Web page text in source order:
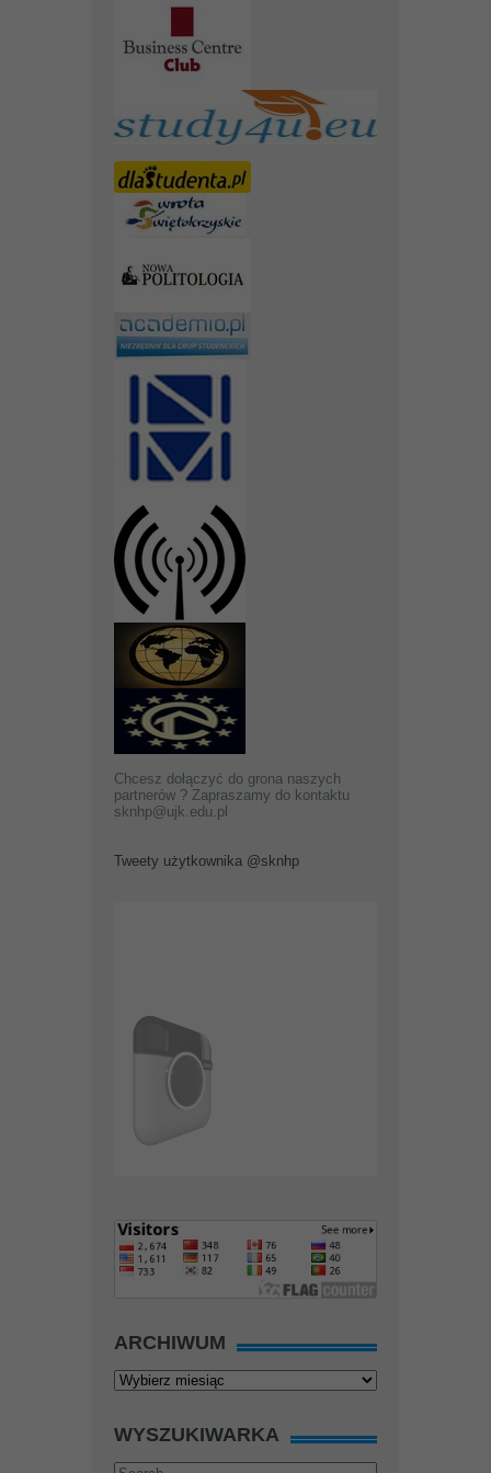
Chcesz dołączyć do grona naszych
partnerów ? Zapraszamy do kontaktu
sknhp@ujk.edu.pl
Tweety użytkownika @sknhp
ARCHIWUM
Archiwum
WYSZUKIWARKA